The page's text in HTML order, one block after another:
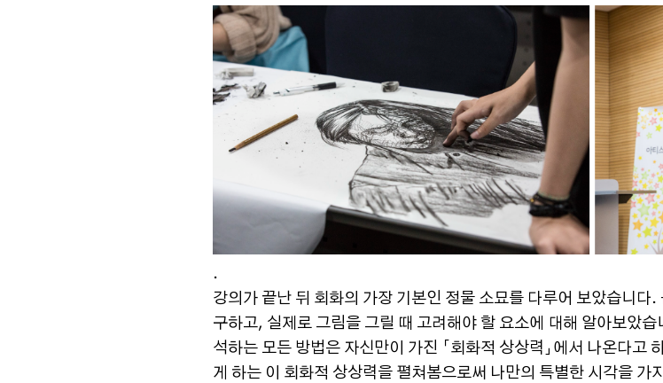
.
강의가 끝난 뒤 회화의 가장 기본인 정물 소묘를 다루어 보았습니다
구하고, 실제로 그림을 그릴 때 고려해야 할 요소에 대해 알아보았
석하는 모든 방법은 자신만이 가진 「회화적 상상력」에서 나온다고
게 하는 이 회화적 상상력을 펼쳐봄으로써 나만의 특별한 시각을 가